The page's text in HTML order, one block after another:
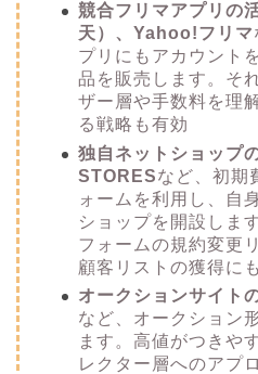
競合フリマアプリの
天）、Yahoo!フリマ
プリにもアカウント
品を販売します。そ
ザー層や手数料を理
る戦略も有効
独自ネットショップ
STORESなど、初期
ォームを利用し、自
ショップを開設しま
フォームの規約変更
顧客リストの獲得に
オークションサイト
など、オークション
ます。高値がつきや
レクター層へのアプ